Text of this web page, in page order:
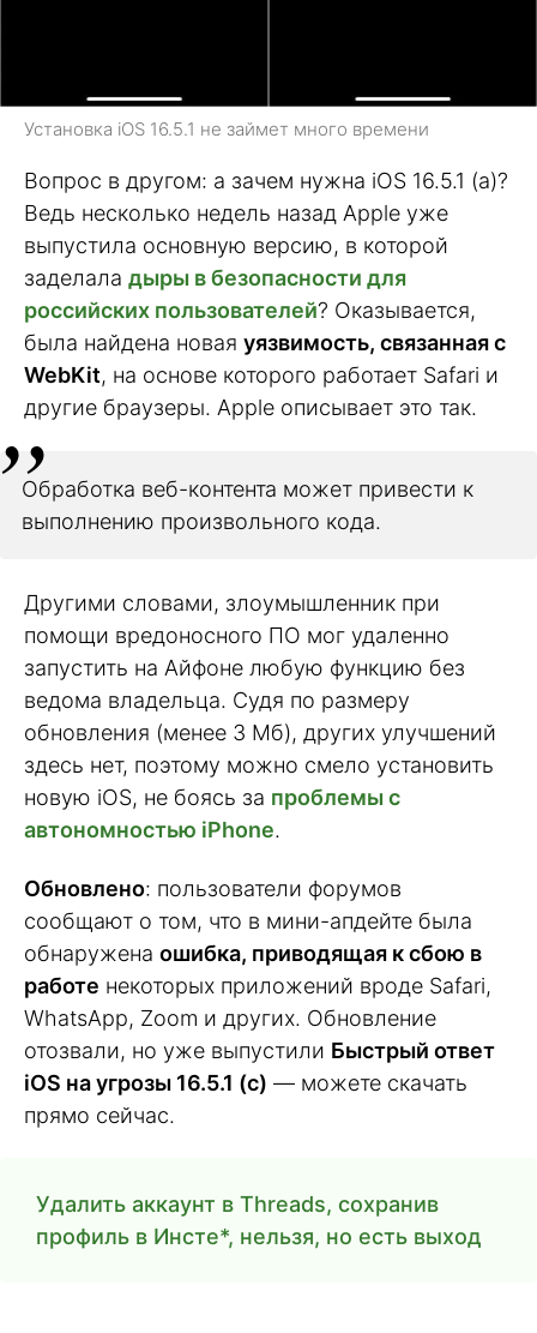
Установка iOS 16.5.1 не займет много времени
Вопрос в другом: а зачем нужна iOS 16.5.1 (a)?
Ведь несколько недель назад Apple уже
выпустила основную версию, в которой
заделала дыры в безопасности для
российских пользователей? Оказывается,
была найдена новая уязвимость, связанная с
WebKit, на основе которого работает Safari и
другие браузеры. Apple описывает это так.
Обработка веб-контента может привести к
выполнению произвольного кода.
Другими словами, злоумышленник при
помощи вредоносного ПО мог удаленно
запустить на Айфоне любую функцию без
ведома владельца. Судя по размеру
обновления (менее 3 Мб), других улучшений
здесь нет, поэтому можно смело установить
новую iOS, не боясь за проблемы с
автономностью iPhone.
Обновлено: пользователи форумов
сообщают о том, что в мини-апдейте была
обнаружена ошибка, приводящая к сбою в
работе некоторых приложений вроде Safari,
WhatsApp, Zoom и других. Обновление
отозвали, но уже выпустили Быстрый ответ
iOS на угрозы 16.5.1 (с) — можете скачать
прямо сейчас.
Удалить аккаунт в Threads, сохранив
профиль в Инсте*, нельзя, но есть выход